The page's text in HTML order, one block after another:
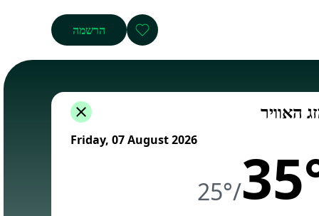
הרשמה
האוויר
Friday, 07 August 2026
/
25°